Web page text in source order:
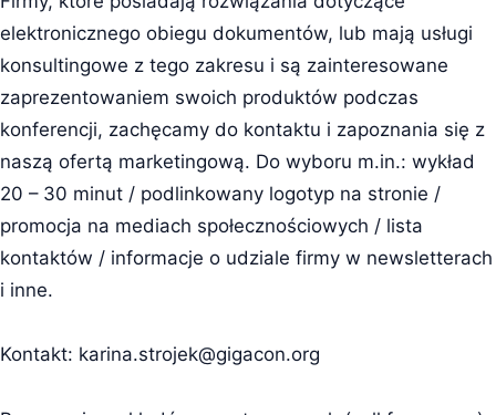
elektronicznego obiegu dokumentów, lub mają usługi
konsultingowe z tego zakresu i są zainteresowane
zaprezentowaniem swoich produktów podczas
konferencji, zachęcamy do kontaktu i zapoznania się z
naszą ofertą marketingową. Do wyboru m.in.: wykład
20 – 30 minut / podlinkowany logotyp na stronie /
promocja na mediach społecznościowych / lista
kontaktów / informacje o udziale firmy w newsletterach
i inne.
Kontakt: karina.strojek@gigacon.org